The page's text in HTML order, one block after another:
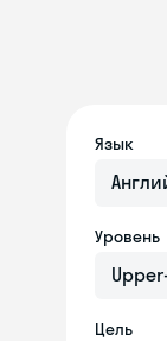
Язык
Уровень
Цель